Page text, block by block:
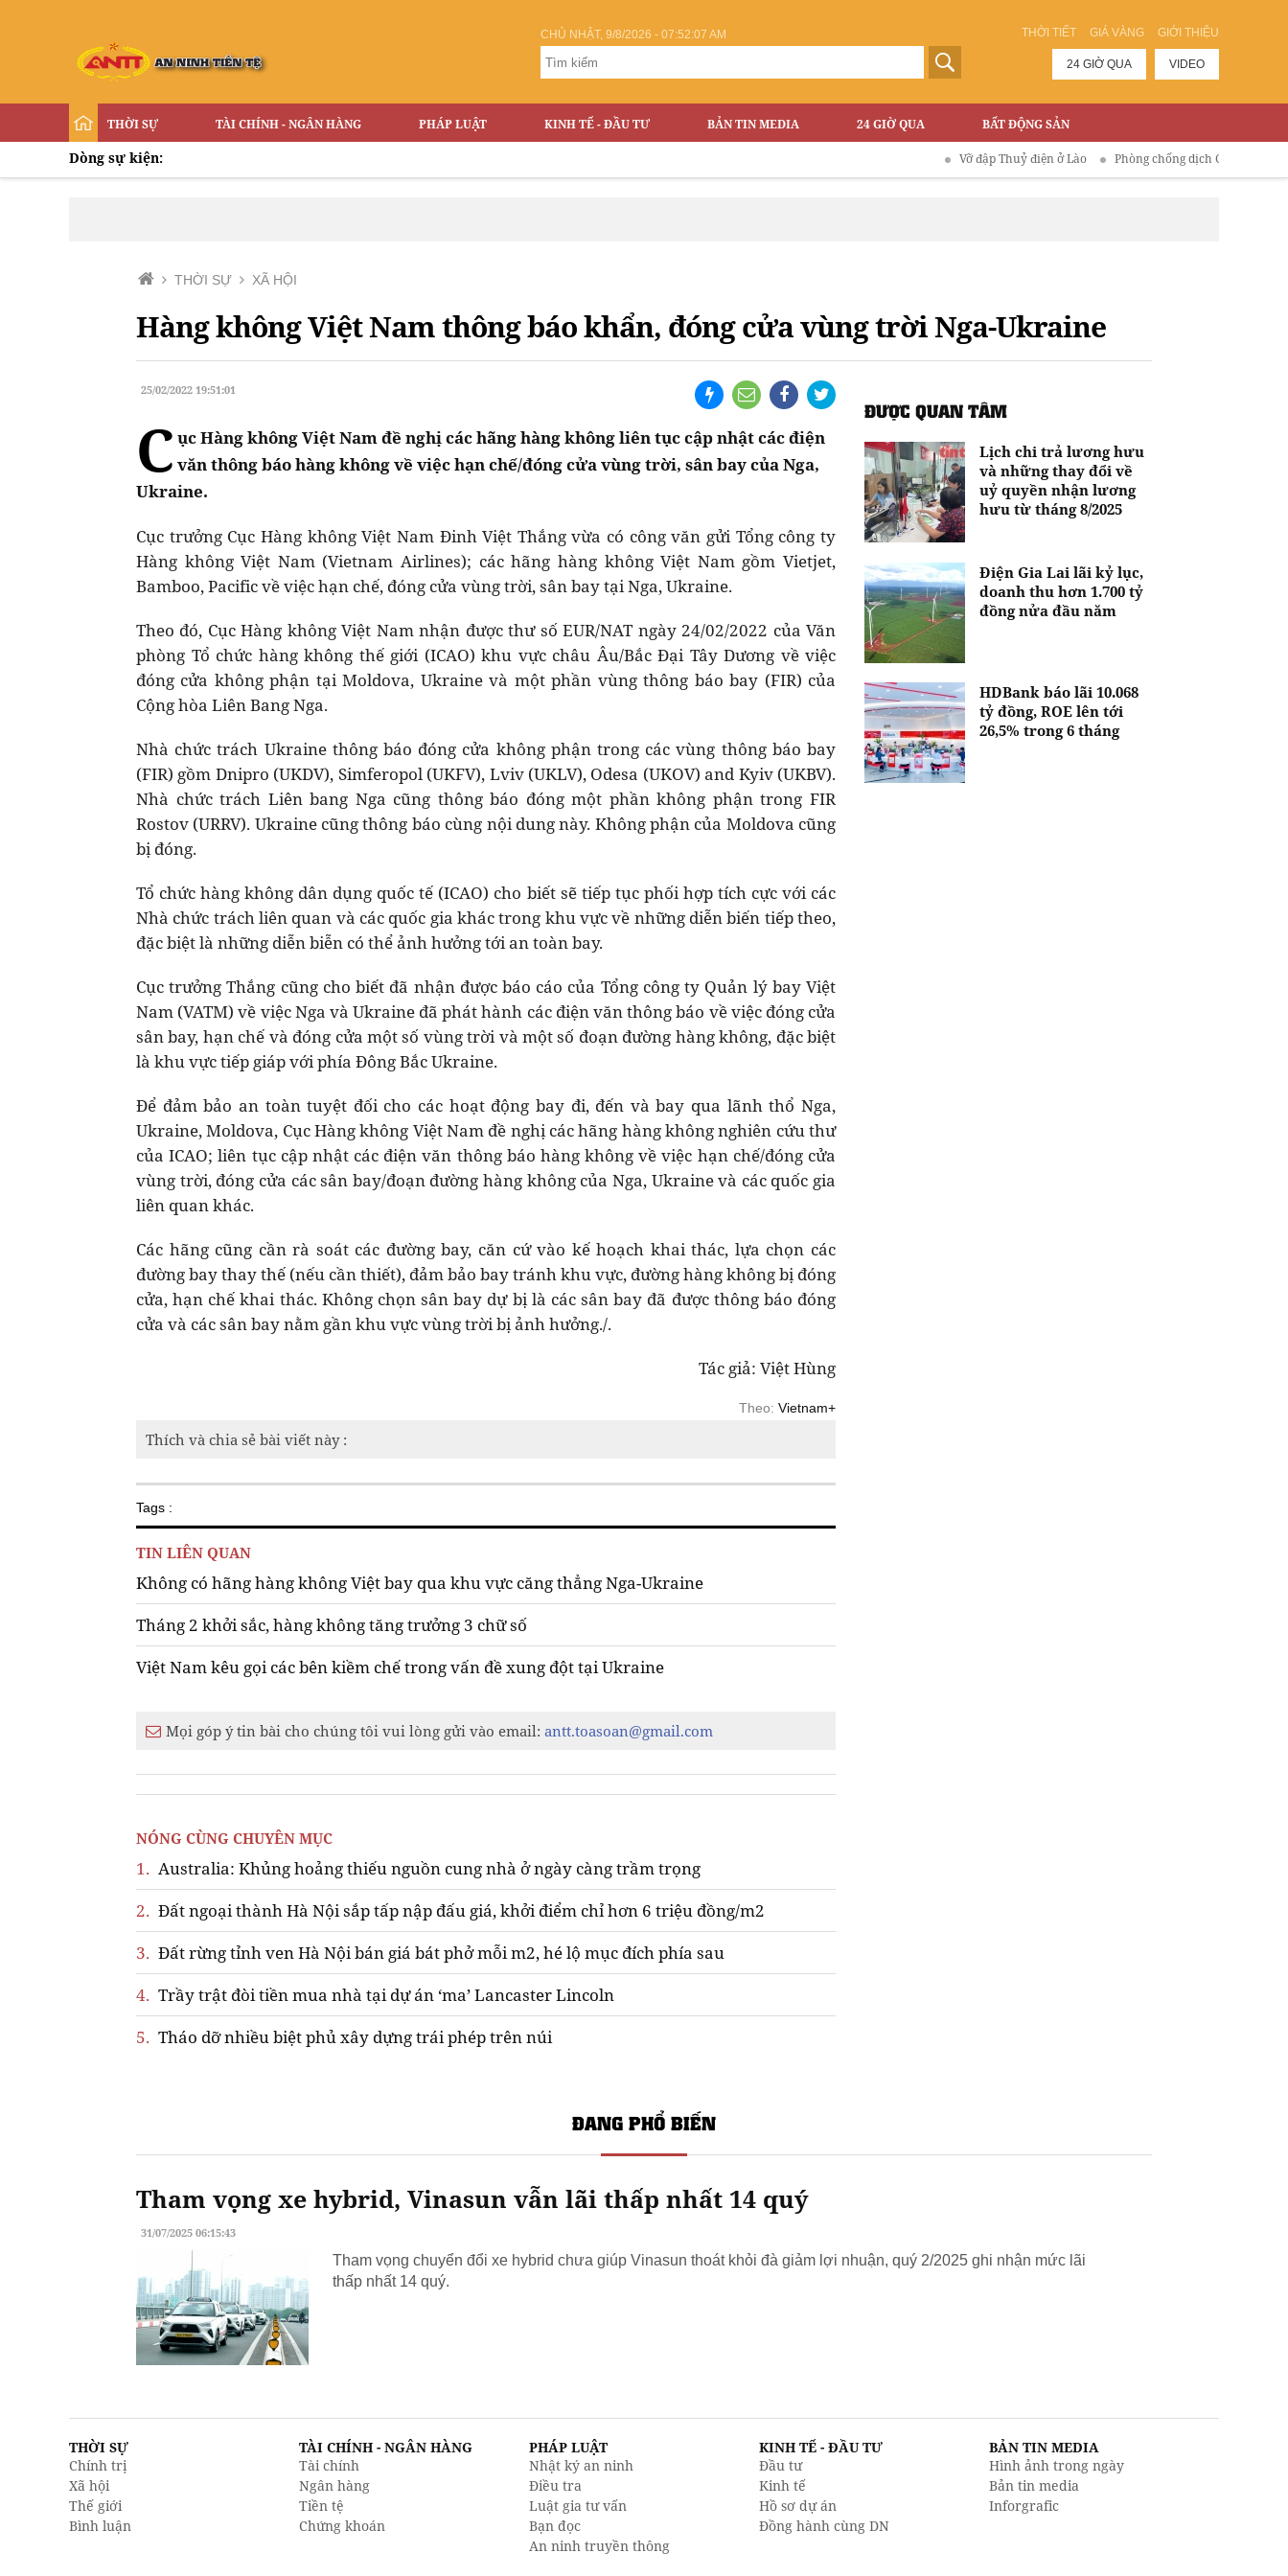
THỜI TIẾT GIÁ VÀNG GIỚI THIỆU
CHỦ NHẬT, 9/8/2026 - 07:52:07 AM
24 GIỜ QUA VIDEO
THỜI SỰ TÀI CHÍNH - NGÂN HÀNG PHÁP LUẬT KINH TẾ - ĐẦU TƯ BẢN TIN MEDIA 24 GIỜ QUA BẤT ĐỘNG SẢN
Dòng sự kiện: Vỡ đập Thuỷ điện ở Lào Phòng chống dịch COVID-19
THỜI SỰ XÃ HỘI
Hàng không Việt Nam thông báo khẩn, đóng cửa vùng trời Nga-Ukraine
25/02/2022 19:51:01
C ục Hàng không Việt Nam đề nghị các hãng hàng không liên tục cập nhật các điện
văn thông báo hàng không về việc hạn chế/đóng cửa vùng trời, sân bay của Nga,
Ukraine.
Cục trưởng Cục Hàng không Việt Nam Đinh Việt Thắng vừa có công văn gửi Tổng công ty
Hàng không Việt Nam (Vietnam Airlines); các hãng hàng không Việt Nam gồm Vietjet,
Bamboo, Pacific về việc hạn chế, đóng cửa vùng trời, sân bay tại Nga, Ukraine.
Theo đó, Cục Hàng không Việt Nam nhận được thư số EUR/NAT ngày 24/02/2022 của Văn
phòng Tổ chức hàng không thế giới (ICAO) khu vực châu Âu/Bắc Đại Tây Dương về việc
đóng cửa không phận tại Moldova, Ukraine và một phần vùng thông báo bay (FIR) của
Cộng hòa Liên Bang Nga.
Nhà chức trách Ukraine thông báo đóng cửa không phận trong các vùng thông báo bay
(FIR) gồm Dnipro (UKDV), Simferopol (UKFV), Lviv (UKLV), Odesa (UKOV) and Kyiv (UKBV).
Nhà chức trách Liên bang Nga cũng thông báo đóng một phần không phận trong FIR
Rostov (URRV). Ukraine cũng thông báo cùng nội dung này. Không phận của Moldova cũng
bị đóng.
Tổ chức hàng không dân dụng quốc tế (ICAO) cho biết sẽ tiếp tục phối hợp tích cực với các
Nhà chức trách liên quan và các quốc gia khác trong khu vực về những diễn biến tiếp theo,
đặc biệt là những diễn biễn có thể ảnh hưởng tới an toàn bay.
Cục trưởng Thắng cũng cho biết đã nhận được báo cáo của Tổng công ty Quản lý bay Việt
Nam (VATM) về việc Nga và Ukraine đã phát hành các điện văn thông báo về việc đóng cửa
sân bay, hạn chế và đóng cửa một số vùng trời và một số đoạn đường hàng không, đặc biệt
là khu vực tiếp giáp với phía Đông Bắc Ukraine.
Để đảm bảo an toàn tuyệt đối cho các hoạt động bay đi, đến và bay qua lãnh thổ Nga,
Ukraine, Moldova, Cục Hàng không Việt Nam đề nghị các hãng hàng không nghiên cứu thư
của ICAO; liên tục cập nhật các điện văn thông báo hàng không về việc hạn chế/đóng cửa
vùng trời, đóng cửa các sân bay/đoạn đường hàng không của Nga, Ukraine và các quốc gia
liên quan khác.
Các hãng cũng cần rà soát các đường bay, căn cứ vào kế hoạch khai thác, lựa chọn các
đường bay thay thế (nếu cần thiết), đảm bảo bay tránh khu vực, đường hàng không bị đóng
cửa, hạn chế khai thác. Không chọn sân bay dự bị là các sân bay đã được thông báo đóng
cửa và các sân bay nằm gần khu vực vùng trời bị ảnh hưởng./.
Tác giả: Việt Hùng
Theo: Vietnam+
Thích và chia sẻ bài viết này :
Tags :
TIN LIÊN QUAN
Không có hãng hàng không Việt bay qua khu vực căng thẳng Nga-Ukraine
Tháng 2 khởi sắc, hàng không tăng trưởng 3 chữ số
Việt Nam kêu gọi các bên kiềm chế trong vấn đề xung đột tại Ukraine
Mọi góp ý tin bài cho chúng tôi vui lòng gửi vào email: antt.toasoan@gmail.com
NÓNG CÙNG CHUYÊN MỤC
1. Australia: Khủng hoảng thiếu nguồn cung nhà ở ngày càng trầm trọng
2. Đất ngoại thành Hà Nội sắp tấp nập đấu giá, khởi điểm chỉ hơn 6 triệu đồng/m2
3. Đất rừng tỉnh ven Hà Nội bán giá bát phở mỗi m2, hé lộ mục đích phía sau
4. Trầy trật đòi tiền mua nhà tại dự án ‘ma’ Lancaster Lincoln
5. Tháo dỡ nhiều biệt phủ xây dựng trái phép trên núi
ĐƯỢC QUAN TÂM
Lịch chi trả lương hưu
và những thay đổi về
uỷ quyền nhận lương
hưu từ tháng 8/2025
Điện Gia Lai lãi kỷ lục,
doanh thu hơn 1.700 tỷ
đồng nửa đầu năm
HDBank báo lãi 10.068
tỷ đồng, ROE lên tới
26,5% trong 6 tháng
ĐANG PHỔ BIẾN
Tham vọng xe hybrid, Vinasun vẫn lãi thấp nhất 14 quý
31/07/2025 06:15:43
Tham vọng chuyển đổi xe hybrid chưa giúp Vinasun thoát khỏi đà giảm lợi nhuận, quý 2/2025 ghi nhận mức lãi
thấp nhất 14 quý.
THỜI SỰ
Chính trị
Xã hội
Thế giới
Bình luận
TÀI CHÍNH - NGÂN HÀNG
Tài chính
Ngân hàng
Tiền tệ
Chứng khoán
PHÁP LUẬT
Nhật ký an ninh
Điều tra
Luật gia tư vấn
Bạn đọc
An ninh truyền thông
KINH TẾ - ĐẦU TƯ
Đầu tư
Kinh tế
Hồ sơ dự án
Đồng hành cùng DN
BẢN TIN MEDIA
Hình ảnh trong ngày
Bản tin media
Inforgrafic